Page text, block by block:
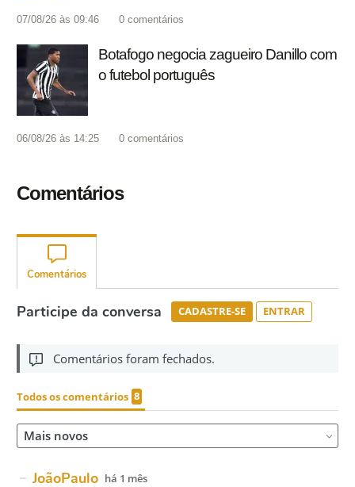
07/08/26 às 09:46 0 comentários
Botafogo negocia zagueiro Danillo com
o futebol português
06/08/26 às 14:25 0 comentários
Comentários